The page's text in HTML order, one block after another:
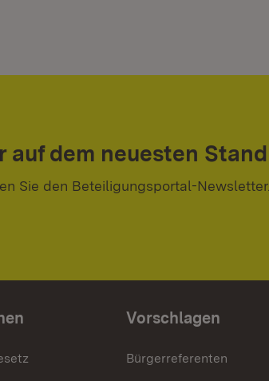
auf dem neuesten Stand
Sie den Beteiligungsportal-Newsletter.
Vorschlagen
Bürgerreferenten